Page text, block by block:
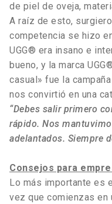
de piel de oveja,
A raíz de esto,
competencia se hizo
UGG® era insano e
bueno, y la marca
casual» fue la
nos convirtió en una
“Debes salir primero
rápido. Nos
adelantados. Siempre
Consejos para
Lo más importante es
vez que comienzas en